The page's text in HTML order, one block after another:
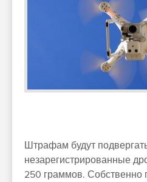
Штрафам будут
незарегистрированные
250 граммов. Собственно